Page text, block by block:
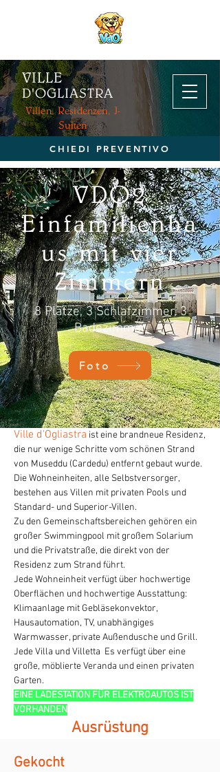
VILLE
D'OGLIASTRA
Villen, Residenzen, J-
Suiten
CHIEDI PREVENTIVO
VDO2
Einfamilienha
us mit vier
Zimmern
8 Plätze, 3 Schlafzimmer, 3
Badezimmer
Foto
Ville d'Ogliastra ist eine brandneue Residenz,
die nur wenige Schritte vom schönen Strand
von Museddu (Cardedu) entfernt gebaut wurde.
Die Wohneinheiten, alle Selbstversorger,
bestehen aus Villen mit privaten Pools und
Standard- und Superior-Villen.
Zu den Gemeinschaftsbereichen gehören ein
großer Swimmingpool mit großem Solarium
und die Privatstraße, die direkt von der
Residenz zum Strand führt.
Jede Wohneinheit verfügt über hochwertige
Oberflächen und hochwertige Ausstattung:
Klimaanlage mit Gebläsekonvektor,
Hausautomation, TV, unabhängiges
Warmwasser, private Außendusche und Grill.
Jede Villa und Villetta Es verfügt über eine
große, möblierte Veranda und einen privaten
Garten.
EINE LADESTATION FÜR ELEKTROAUTOS IST
VORHANDEN
Ausrüstung
Gekocht